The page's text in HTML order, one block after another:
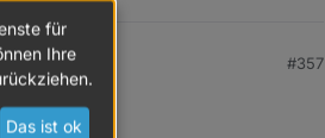
#357
für
Ihre
Das ist ok